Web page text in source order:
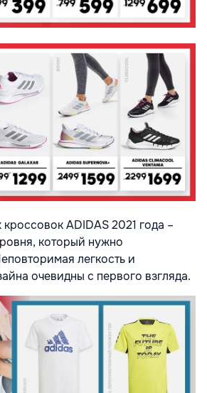
ADIDAS 2021 года –
который нужно
легкость и
очевидны с первого взгляда.